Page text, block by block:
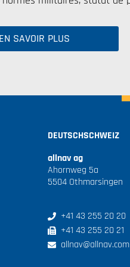
EN SAVOIR PLUS
DEUTSCHSCHWEIZ
allnav ag
Ahornweg 5a
5504 Othmarsingen
+41 43 255 20 20
+41 43 255 20 21
allnav@allnav.com